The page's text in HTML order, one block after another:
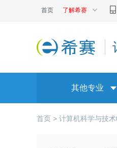
首页 了解希赛
其他专业
首页 > 计算机科学与技